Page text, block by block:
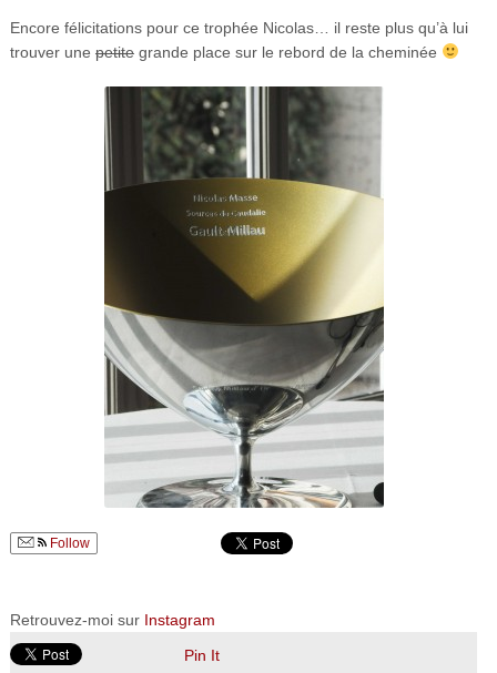
Encore félicitations pour ce trophée Nicolas… il reste plus qu’à lui
trouver une petitegrande place sur le rebord de la cheminée
Follow
Retrouvez-moi sur Instagram
Pin It